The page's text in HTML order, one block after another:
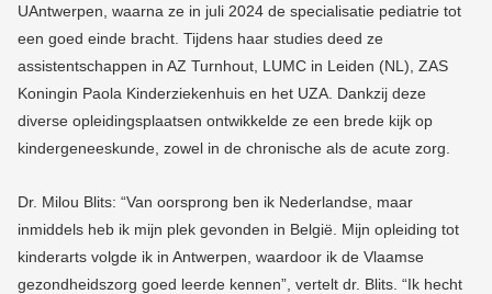
UAntwerpen, waarna ze in juli 2024 de specialisatie pediatrie tot
een goed einde bracht. Tijdens haar studies deed ze
assistentschappen in AZ Turnhout, LUMC in Leiden (NL), ZAS
Koningin Paola Kinderziekenhuis en het UZA. Dankzij deze
diverse opleidingsplaatsen ontwikkelde ze een brede kijk op
kindergeneeskunde, zowel in de chronische als de acute zorg.
Dr. Milou Blits: “Van oorsprong ben ik Nederlandse, maar
inmiddels heb ik mijn plek gevonden in België. Mijn opleiding tot
kinderarts volgde ik in Antwerpen, waardoor ik de Vlaamse
gezondheidszorg goed leerde kennen”, vertelt dr. Blits. “Ik hecht